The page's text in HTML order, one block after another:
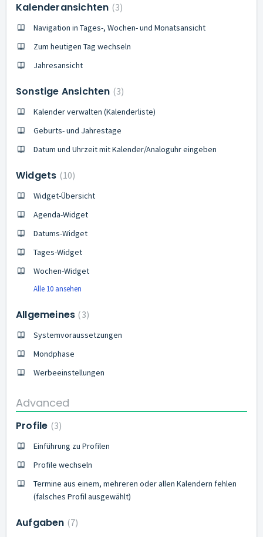
Kalenderansichten 3
Navigation in Tages-, Wochen- und Monatsansicht
Zum heutigen Tag wechseln
Jahresansicht
Sonstige Ansichten 3
Kalender verwalten (Kalenderliste)
Geburts- und Jahrestage
Datum und Uhrzeit mit Kalender/Analoguhr eingeben
Widgets 10
Widget-Übersicht
Agenda-Widget
Datums-Widget
Tages-Widget
Wochen-Widget
Alle 10 ansehen
Allgemeines 3
Systemvoraussetzungen
Mondphase
Werbeeinstellungen
Advanced
Profile 3
Einführung zu Profilen
Profile wechseln
Termine aus einem, mehreren oder allen Kalendern fehlen
(falsches Profil ausgewählt)
Aufgaben 7